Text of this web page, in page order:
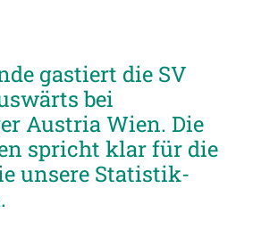
gastiert die SV
bei
Austria Wien. Die
spricht klar für die
unsere Statistik-